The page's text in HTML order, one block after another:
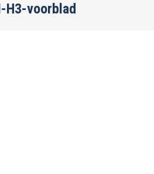
H3-voorblad